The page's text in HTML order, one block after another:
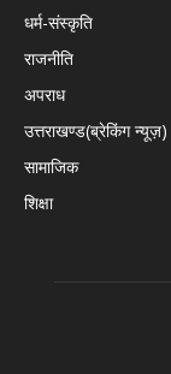
धर्म-संस्कृति
राजनीति
अपराध
उत्तराखण्ड(ब्रेकिंग न्यूज़)
सामाजिक
शिक्षा